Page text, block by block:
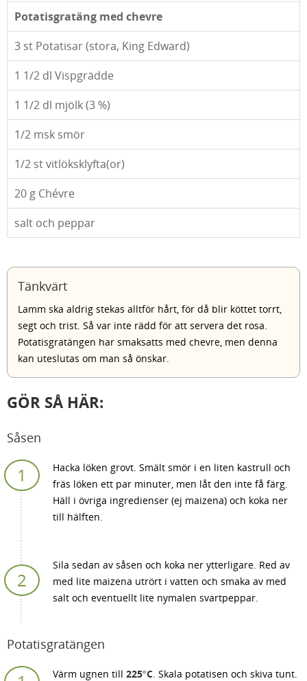
Potatisgratäng med chevre
3 st Potatisar (stora, King Edward)
1 1/2 dl Vispgrädde
1 1/2 dl mjölk (3 %)
1/2 msk smör
1/2 st vitlöksklyfta(or)
20 g Chévre
salt och peppar
Tänkvärt
Lamm ska aldrig stekas alltför hårt, för då blir köttet torrt,
segt och trist. Så var inte rädd för att servera det rosa.
Potatisgratängen har smaksatts med chevre, men denna
kan uteslutas om man så önskar.
GÖR SÅ HÄR:
Såsen
Hacka löken grovt. Smält smör i en liten kastrull och
fräs löken ett par minuter, men låt den inte få färg.
Häll i övriga ingredienser (ej maizena) och koka ner
till hälften.
Sila sedan av såsen och koka ner ytterligare. Red av
med lite maizena utrört i vatten och smaka av med
salt och eventuellt lite nymalen svartpeppar.
Potatisgratängen
Värm ugnen till 225°C. Skala potatisen och skiva tunt.